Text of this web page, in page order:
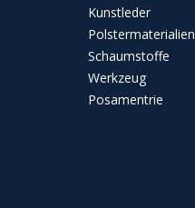
Kunstleder
Polstermaterialien
Schaumstoffe
Werkzeug
Posamentrie